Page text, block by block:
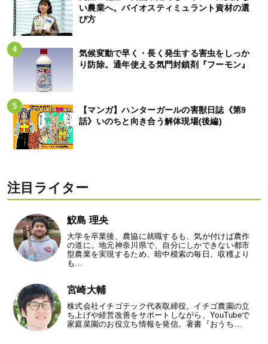
い農業へ。バイオスティミュラント資材の選
び方
気候変動で早く・長く発生する害虫をしっか
り防除。通年使える気門封鎖剤『フーモン』
【マンガ】ハンターガールの害獣日誌《第9
話》いのちと向き合う解体現場(後編)
注目ライター
鮫島 理央
大学を卒業後、農協に就職するも、気が付けば農作
の道に。地元神奈川県で、自分にしかできない都市
型農業を実現するため、暗中模索の毎日。収穫より
も…
宮崎大輔
株式会社イチゴテック代表取締役。イチゴ農園の立
ち上げや経営改善をサポートしながら、YouTubeで
家庭菜園のお役立ち情報を発信。著書『おうち…